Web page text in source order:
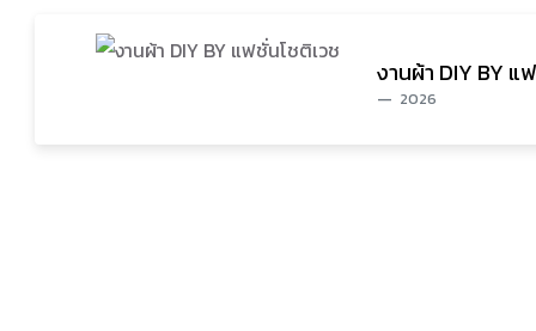
งานผ้า DIY BY แ
2026